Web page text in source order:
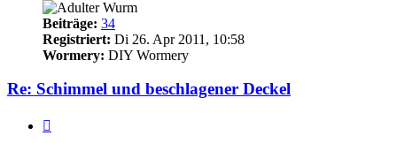
Beiträge: 34
Registriert: Di 26. Apr 2011, 10:58
Wormery: DIY Wormery
Re: Schimmel und beschlagener Deckel